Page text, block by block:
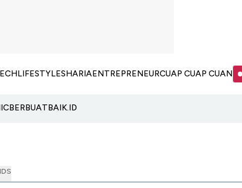
LIFESTYLESHARIAENTREPRENEURCUAP CUAP CUAN
BERBUATBAIK.ID